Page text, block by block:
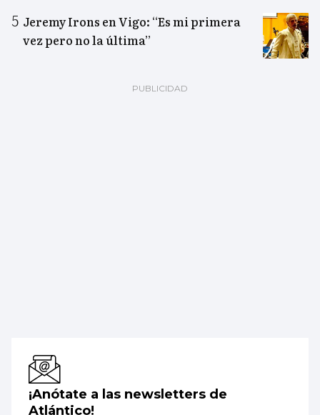
Jeremy Irons en Vigo: “Es mi primera
vez pero no la última”
¡Anótate a las newsletters de
Atlántico!